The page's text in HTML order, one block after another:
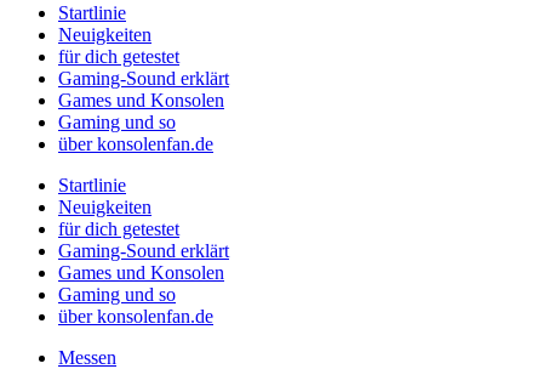
Startlinie
Neuigkeiten
für dich getestet
Gaming-Sound erklärt
Games und Konsolen
Gaming und so
über konsolenfan.de
Startlinie
Neuigkeiten
für dich getestet
Gaming-Sound erklärt
Games und Konsolen
Gaming und so
über konsolenfan.de
Messen